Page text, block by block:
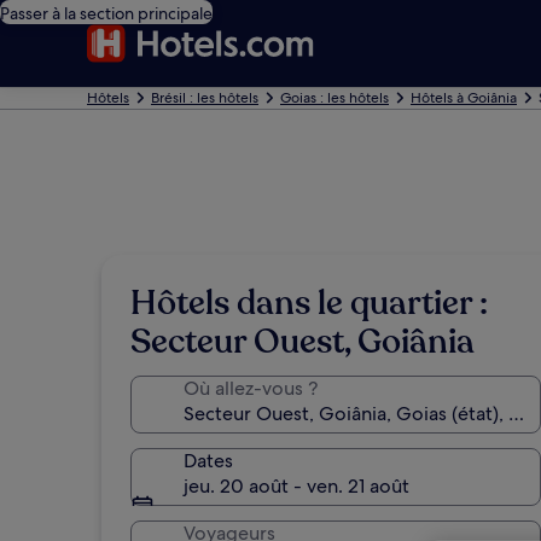
Passer à la section principale
Hôtels Brésil : les hôtels Goias : les hôtels Hôtels à Goiânia
Hôtels dans le quartier :
Secteur Ouest, Goiânia
Où allez-vous ?
Dates
jeu. 20 août - ven. 21 août
Voyageurs